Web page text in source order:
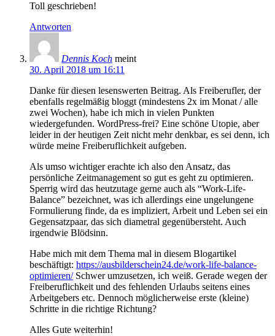
Toll geschrieben!
Antworten
Dennis Koch meint
30. April 2018 um 16:11
Danke für diesen lesenswerten Beitrag. Als Freiberufler, der
ebenfalls regelmäßig bloggt (mindestens 2x im Monat / alle
zwei Wochen), habe ich mich in vielen Punkten
wiedergefunden. WordPress-frei? Eine schöne Utopie, aber
leider in der heutigen Zeit nicht mehr denkbar, es sei denn, ich
würde meine Freiberuflichkeit aufgeben.
Als umso wichtiger erachte ich also den Ansatz, das
persönliche Zeitmanagement so gut es geht zu optimieren.
Sperrig wird das heutzutage gerne auch als “Work-Life-
Balance” bezeichnet, was ich allerdings eine ungelungene
Formulierung finde, da es impliziert, Arbeit und Leben sei ein
Gegensatzpaar, das sich diametral gegenübersteht. Auch
irgendwie Blödsinn.
Habe mich mit dem Thema mal in diesem Blogartikel
beschäftigt: https://ausbilderschein24.de/work-life-balance-
optimieren/Schwer umzusetzen, ich weiß. Gerade wegen der
Freiberuflichkeit und des fehlenden Urlaubs seitens eines
Arbeitgebers etc. Dennoch möglicherweise erste (kleine)
Schritte in die richtige Richtung?
Alles Gute weiterhin!